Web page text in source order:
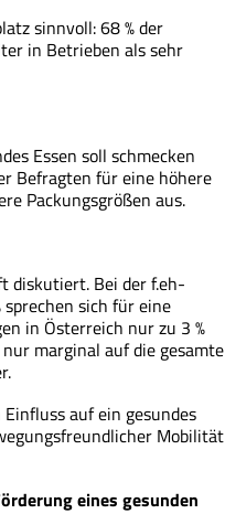
sinnvoll: 68 % der
in Betrieben als sehr
Essen soll schmecken
Befragten für eine höhere
Packungsgrößen aus.
diskutiert. Bei der f.eh-
sich für eine
in Österreich nur zu 3 %
marginal auf die gesamte
auf ein gesundes
Mobilität
eines gesunden